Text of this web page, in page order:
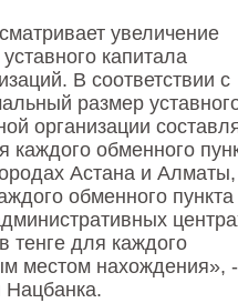
увеличение
капитала
В соответствии с
размер
организации
каждого обменного
Астана и
обменного пункта
тенге для каждого
местом нахождения», -
Нацбанка.